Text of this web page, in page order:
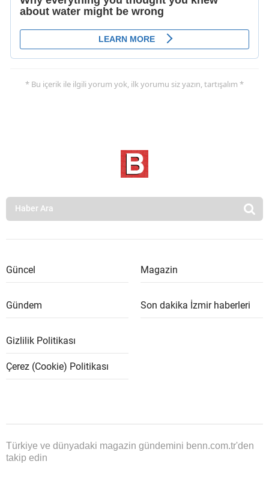
* Bu içerik ile ilgili yorum yok, ilk yorumu siz yazın, tartışalım *
Güncel Magazin
Gündem Son dakika İzmir haberleri
Gizlilik Politikası
Çerez (Cookie) Politikası
Türkiye ve dünyadaki magazin gündemini benn.com.tr'den
takip edin